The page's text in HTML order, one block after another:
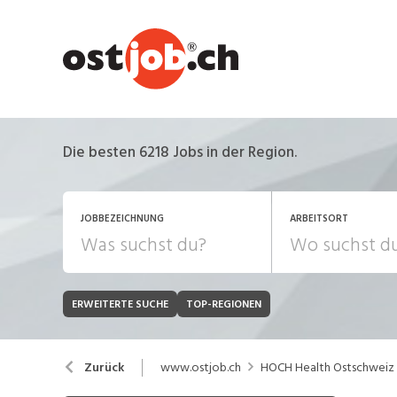
Die besten 6218 Jobs in der Region.
JOBBEZEICHNUNG ARBEITSORT
JOB-TYP
Festanstellung
Bank, Versicherung
Chemie, Pharma, Biotechnologie
ERWEITERTE SUCHE TOP-REGIONEN
Zurück www.ostjob.ch HOCH Health Ostschweiz